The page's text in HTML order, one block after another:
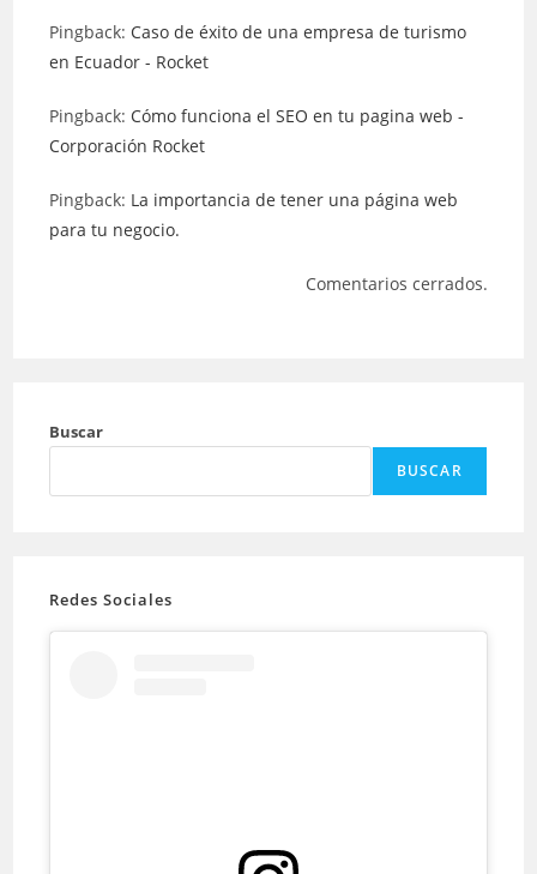
Pingback: Caso de éxito de una empresa de turismo
en Ecuador - Rocket
Pingback: Cómo funciona el SEO en tu pagina web -
Corporación Rocket
Pingback: La importancia de tener una página web
para tu negocio.
Comentarios cerrados.
Buscar
BUSCAR
Redes Sociales